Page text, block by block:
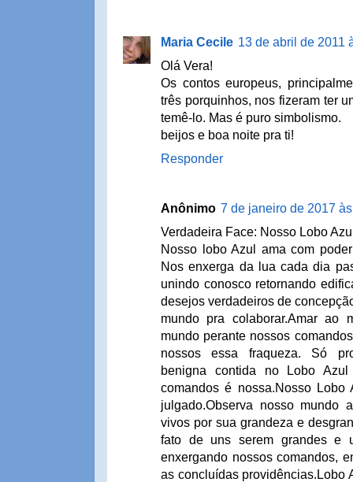
Maria Cecile 13 de abril de 2011
Olá Vera!
Os contos europeus,
três porquinhos, nos fizeram ter
temê-lo. Mas é puro simbolismo.
beijos e boa noite pra ti!
Responder
Anônimo 7 de janeiro de 2017
Verdadeira Face: Nosso Lobo
Nosso lobo Azul ama com
Nos enxerga da lua cada dia
unindo conosco retornando
desejos verdadeiros de
mundo pra colaborar.Amar ao
mundo perante nossos
nossos essa fraqueza. Só
benigna contida no Lobo
comandos é nossa.Nosso
julgado.Observa nosso mundo
vivos por sua grandeza e
fato de uns serem grandes e
enxergando nossos comandos,
as concluídas providências.Lobo